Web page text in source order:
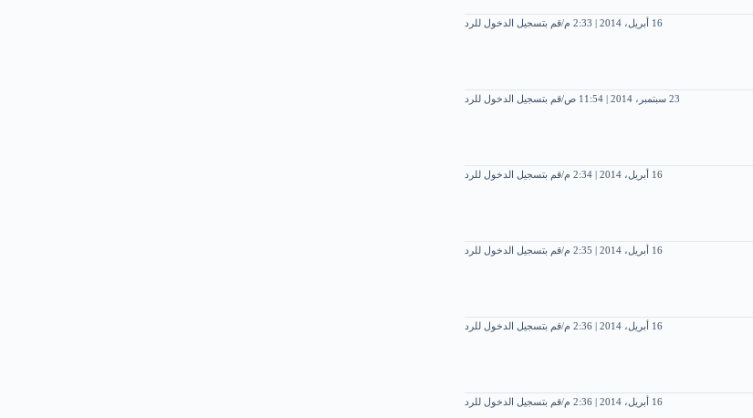
16 أبريل، 2014 | 2:33 م قم بتسجيل الدخول للرد
23 سبتمبر، 2014 | 11:54 ص قم بتسجيل الدخول للرد
16 أبريل، 2014 | 2:34 م قم بتسجيل الدخول للرد
16 أبريل، 2014 | 2:35 م قم بتسجيل الدخول للرد
16 أبريل، 2014 | 2:36 م قم بتسجيل الدخول للرد
16 أبريل، 2014 | 2:36 م قم بتسجيل الدخول للرد